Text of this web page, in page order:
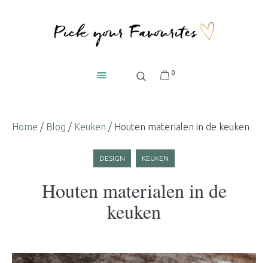
0
Home / Blog / Keuken / Houten materialen in de keuken
DESIGN KEUKEN
Houten materialen in de
keuken